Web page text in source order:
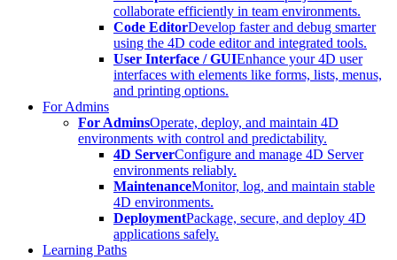
collaborate efficiently in team environments.
Code EditorDevelop faster and debug smarter
using the 4D code editor and integrated tools.
User Interface / GUIEnhance your 4D user
interfaces with elements like forms, lists, menus,
and printing options.
For Admins
For AdminsOperate, deploy, and maintain 4D
environments with control and predictability.
4D ServerConfigure and manage 4D Server
environments reliably.
MaintenanceMonitor, log, and maintain stable
4D environments.
DeploymentPackage, secure, and deploy 4D
applications safely.
Learning Paths